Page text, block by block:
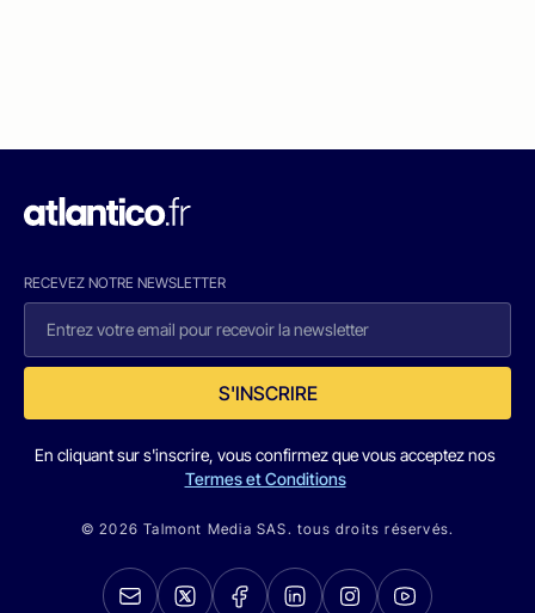
RECEVEZ NOTRE NEWSLETTER
S'INSCRIRE
En cliquant sur s'inscrire, vous confirmez que vous acceptez nos
Termes et Conditions
© 2026 Talmont Media SAS. tous droits réservés.